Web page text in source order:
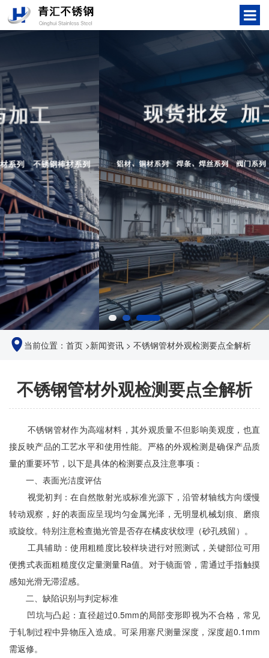
当前位置： 首页 >新闻资讯 > 不锈钢管材外观检测要点全解析
不锈钢管材外观检测要点全解析
不锈钢管材作为高端材料，其外观质量不但影响美观度，也直
接反映产品的工艺水平和使用性能。严格的外观检测是确保产品质
量的重要环节，以下是具体的检测要点及注意事项：
一、表面光洁度评估
视觉初判：在自然散射光或标准光源下，沿管材轴线方向缓慢
转动观察，好的表面应呈现均匀金属光泽，无明显机械划痕、磨痕
或旋纹。特别注意检查抛光管是否存在橘皮状纹理（砂孔残留）。
工具辅助：使用粗糙度比较样块进行对照测试，关键部位可用
便携式表面粗糙度仪定量测量Ra值。对于镜面管，需通过手指触摸
感知光滑无滞涩感。
二、缺陷识别与判定标准
凹坑与凸起：直径超过0.5mm的局部变形即视为不合格，常见
于轧制过程中异物压入造成。可采用塞尺测量深度，深度超0.1mm
需返修。